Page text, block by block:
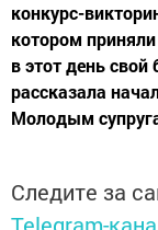
конкурс-
котором
в этот день
рассказала
Молодым
Следите за